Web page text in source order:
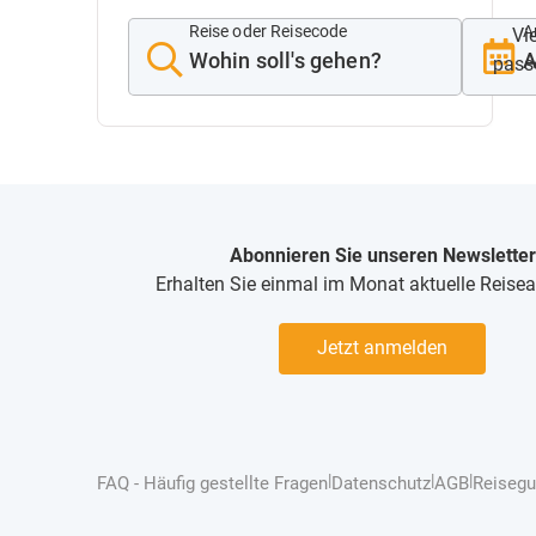
Reise oder Reisecode
Abonnieren Sie unseren Newsletter
Erhalten Sie einmal im Monat aktuelle
Jetzt anmelden
FAQ - Häufig gestellte Fragen|Datenschutz|AGB|